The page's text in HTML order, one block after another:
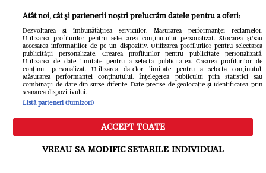
„Dacă mă vede nearanjată, îl
afectează și pe el!”
prezent și
Meniu Caută
Atât noi, cât și partenerii noștri prelucrăm datele pentru a oferi:
Dezvoltarea și îmbunătățirea serviciilor. Măsurarea performanței reclamelor.
Utilizarea profilurilor pentru selectarea conținutului personalizat. Stocarea și/sau
accesarea informațiilor de pe un dispozitiv. Utilizarea profilurilor pentru selectarea
publicității personalizate. Crearea profilurilor pentru publicitate personalizată.
Utilizarea de date limitate pentru a selecta publicitatea. Crearea profilurilor de
conținut personalizat. Utilizarea datelor limitate pentru a selecta conținutul.
Măsurarea performanței conținutului. Înțelegerea publicului prin statistici sau
combinații de date din surse diferite. Date precise de geolocație și identificarea prin
scanarea dispozitivului.
Listă parteneri (furnizori)
ACCEPT TOATE
VREAU SA MODIFIC SETARILE INDIVIDUAL